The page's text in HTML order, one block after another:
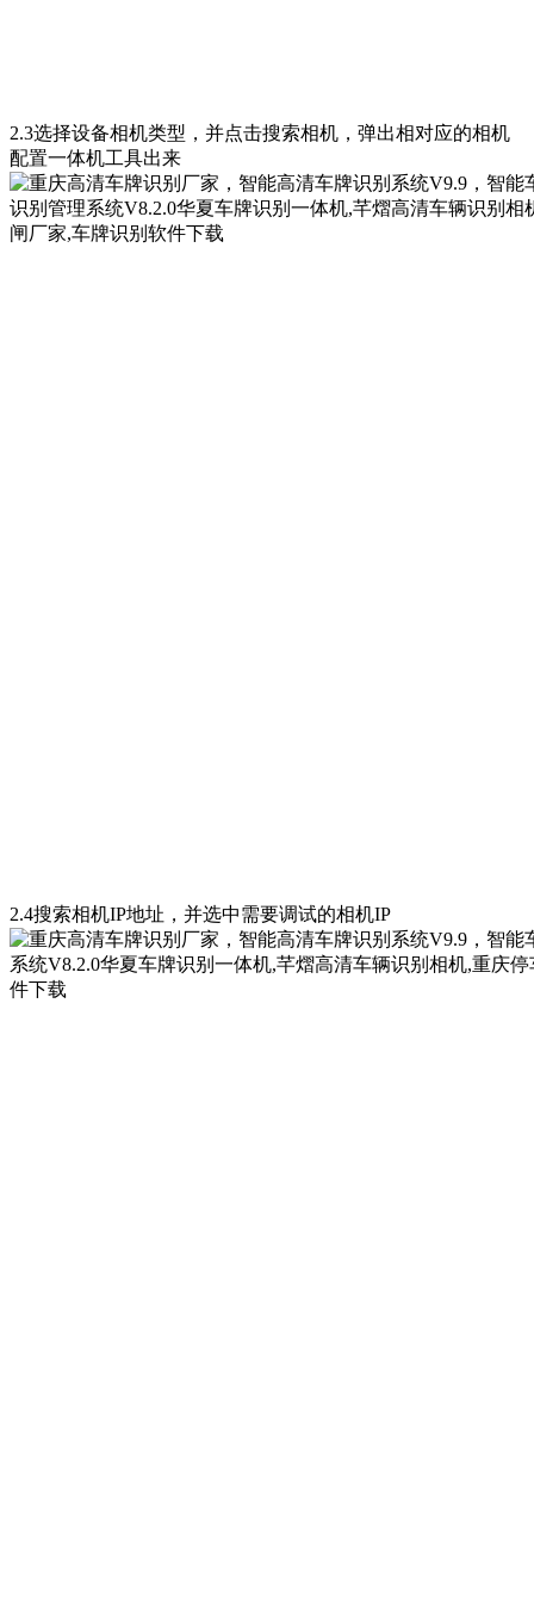
2.3选择设备相机类型，并点击搜索相机，弹出相对应的相机
配置一体机工具出来
2.4搜索相机IP地址，并选中需要调试的相机IP